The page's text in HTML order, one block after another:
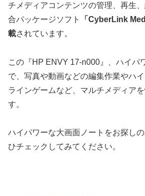
チメディアコンテンツの管理、再生
合パッケージソフト
「CyberLink
載されています。
この『HP ENVY 17-n000』、ハイパ
で、写真や動画などの編集作業やハ
ラインゲームなど、マルチメディア
す。
ハイパワーな大画面ノートをお探し
ひチェックしてみてください。